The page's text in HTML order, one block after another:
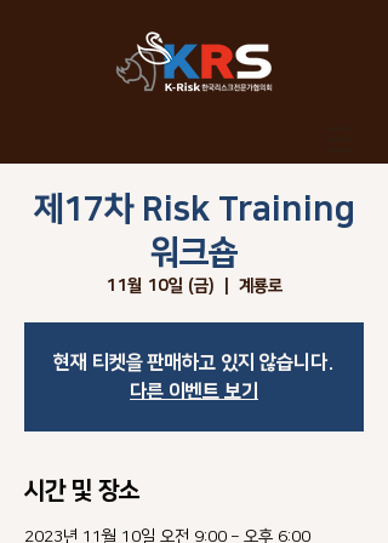
글쓰기
제17차 Risk Training
워크숍
11월 10일 (금) 계룡로
현재 티켓을 판매하고 있지 않습니다.
다른 이벤트 보기
시간 및 장소
2023년 11월 10일 오전 9:00 – 오후 6:00